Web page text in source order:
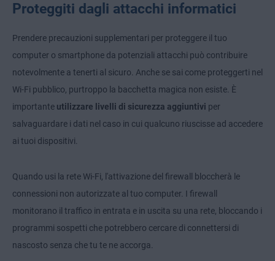
Proteggiti dagli attacchi informatici
Prendere precauzioni supplementari per proteggere il tuo
computer o smartphone da potenziali attacchi può contribuire
notevolmente a tenerti al sicuro. Anche se sai come proteggerti nel
Wi-Fi pubblico, purtroppo la bacchetta magica non esiste. È
importante utilizzare livelli di sicurezza aggiuntivi per
salvaguardare i dati nel caso in cui qualcuno riuscisse ad accedere
ai tuoi dispositivi.
Quando usi la rete Wi-Fi, l'attivazione del firewall bloccherà le
connessioni non autorizzate al tuo computer. I firewall
monitorano il traffico in entrata e in uscita su una rete, bloccando i
programmi sospetti che potrebbero cercare di connettersi di
nascosto senza che tu te ne accorga.